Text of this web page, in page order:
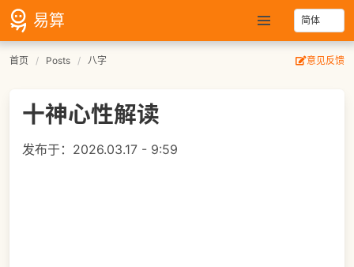
易算
首页 Posts 八字 意见反馈
十神心性解读
发布于： 2026.03.17 - 9:59